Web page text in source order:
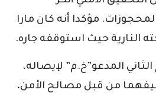
مؤكدا أنه كان مارا
النارية حيث استوقفه جاره.
المدعو”خ.م” لإيصاله،
من قبل مصالح الأمن،